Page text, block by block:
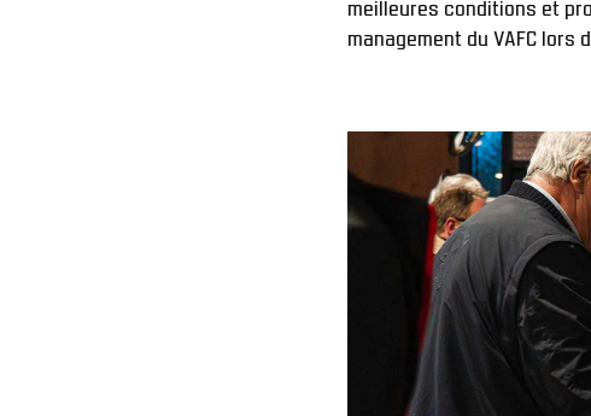
meilleures conditions et
management du VAFC lors